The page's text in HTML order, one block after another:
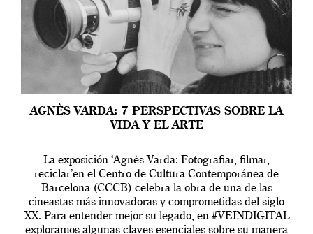
AGNÈS VARDA: 7 PERSPECTIVAS SOBRE LA
VIDA Y EL ARTE
La exposición ‘Agnès Varda: Fotografiar, filmar,
reciclar’en el Centro de Cultura Contemporánea de
Barcelona (CCCB) celebra la obra de una de las
cineastas más innovadoras y comprometidas del siglo
XX. Para entender mejor su legado, en #VEINDIGITAL
exploramos algunas claves esenciales sobre su manera